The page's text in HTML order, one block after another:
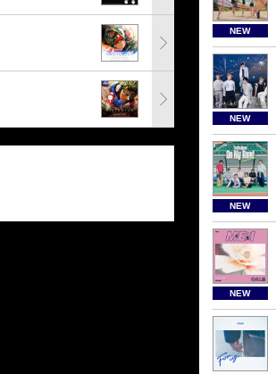
NEW
NEW
NEW
NEW